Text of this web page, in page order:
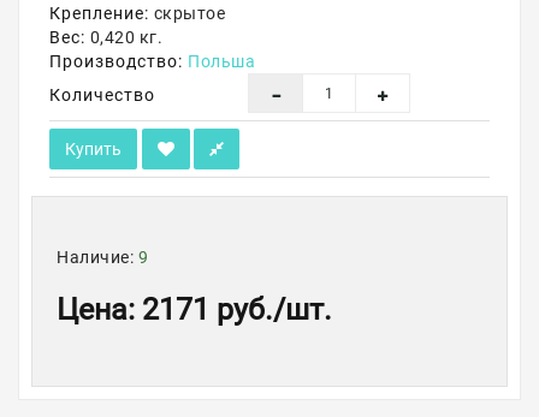
Крепление: скрытое
Вес: 0,420 кг.
Производство: Польша
Количество
Купить
Наличие: 9
Цена: 2171 руб./шт.